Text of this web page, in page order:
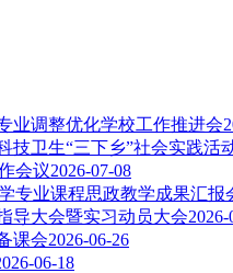
业调整优化学校工作推进会
技卫生“三下乡”社会实践活
会议2026-07-08
专业课程思政教学成果汇报
导大会暨实习动员大会2026-
课会2026-06-26
06-18